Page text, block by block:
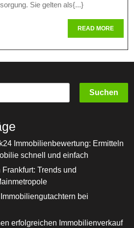
Und
Sie gelten als{...}
READ MOREREAD
MORE
Suchen
Immobilienbewertung: Ermitteln
schnell und einfach
Trends und
bei
erfolgreichen Immobilienverkauf